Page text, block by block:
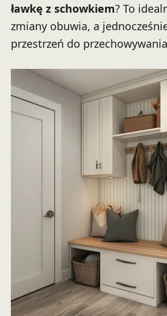
ławkę z schowkiem? To
zmiany obuwia, a
przestrzeń do